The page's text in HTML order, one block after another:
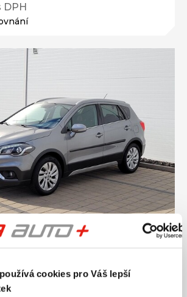
cookies pro Váš lepší
DPH
kW manuál